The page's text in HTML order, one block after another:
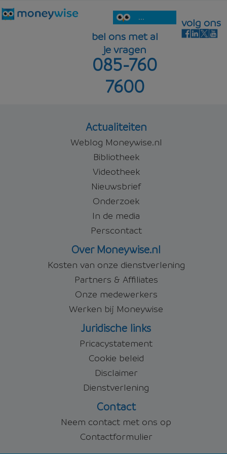
...
bel ons met al
je vragen
085-760
7600
volg ons
Actualiteiten
Weblog Moneywise.nl
Bibliotheek
Videotheek
Nieuwsbrief
Onderzoek
In de media
Perscontact
Over Moneywise.nl
Kosten van onze dienstverlening
Partners & Affiliates
Onze medewerkers
Werken bij Moneywise
Juridische links
Pricacystatement
Cookie beleid
Disclaimer
Dienstverlening
Contact
Neem contact met ons op
Contactformulier